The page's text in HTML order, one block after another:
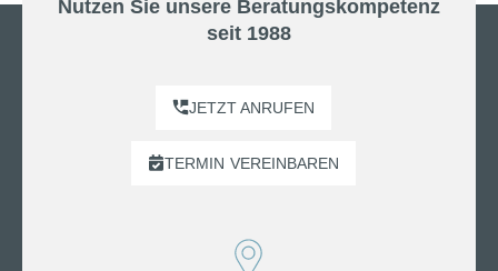
Nutzen Sie unsere Beratungskompetenz
seit 1988
JETZT ANRUFEN
TERMIN VEREINBAREN